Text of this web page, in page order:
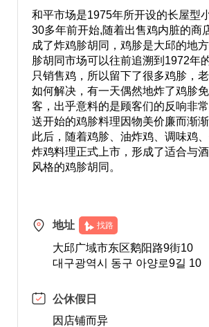
和平市场是1975年所开设的长屋型
30多年前开始,随着出售鸡内脏的商
成了炸鸡胗胡同，鸡胗是大邱的地
胗胡同市场可以往前追溯到1972年
只销售鸡，所以留下了很多鸡胗，
如何解决，有一天偶然地炸了鸡胗
客，出乎意料的是顾客们的反响非
送开始的鸡胗料理因物美价廉而渐渐
此后，随着鸡胗、油炸鸡、调味鸡
炸鸡料理正式上市，形成了适合与
风格的鸡胗胡同。
地址 找路
大邱广域市东区鹅阳路9街10
대구광역시 동구 아양로9길 10
公休假日
因店铺而异